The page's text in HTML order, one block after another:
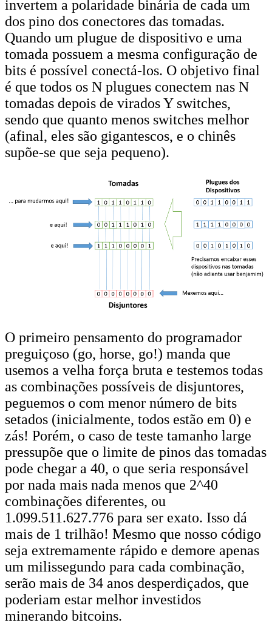
invertem a polaridade binária de cada um
dos pino dos conectores das tomadas.
Quando um plugue de dispositivo e uma
tomada possuem a mesma configuração de
bits é possível conectá-los. O objetivo final
é que todos os N plugues conectem nas N
tomadas depois de virados Y switches,
sendo que quanto menos switches melhor
(afinal, eles são gigantescos, e o chinês
supõe-se que seja pequeno).
O primeiro pensamento do programador
preguiçoso (go, horse, go!) manda que
usemos a velha força bruta e testemos todas
as combinações possíveis de disjuntores,
peguemos o com menor número de bits
setados (inicialmente, todos estão em 0) e
zás! Porém, o caso de teste tamanho large
pressupõe que o limite de pinos das tomadas
pode chegar a 40, o que seria responsável
por nada mais nada menos que 2^40
combinações diferentes, ou
1.099.511.627.776 para ser exato. Isso dá
mais de 1 trilhão! Mesmo que nosso código
seja extremamente rápido e demore apenas
um milissegundo para cada combinação,
serão mais de 34 anos desperdiçados, que
poderiam estar melhor investidos
minerando bitcoins.